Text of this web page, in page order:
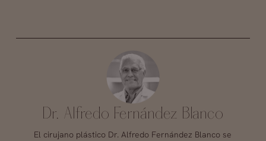
Dr. Alfredo Fernández Blanco
El cirujano plástico Dr. Alfredo Fernández Blanco se